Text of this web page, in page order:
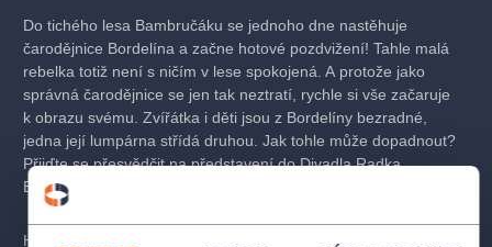
Do tichého lesa Bambručáku se jednoho dne nastěhuje
čarodějnice Bordelína a začne hotové pozdvižení! Tahle malá
rebelka totiž není s ničím v lese spokojená. A protože jako
správná čarodějnice se jen tak neztratí, rychle si vše začaruje
k obrazu svému. Zvířátka i děti jsou z Bordelíny bezradné,
jedna její lumpárna střídá druhou. Jak tohle může dopadnout?
Přijďte se přesvědčit na představení do Divadla Radka
Brzobohatého.
Hrdinka knih pro děti Sandry Dražilové Zlámalové, Čarodějnice